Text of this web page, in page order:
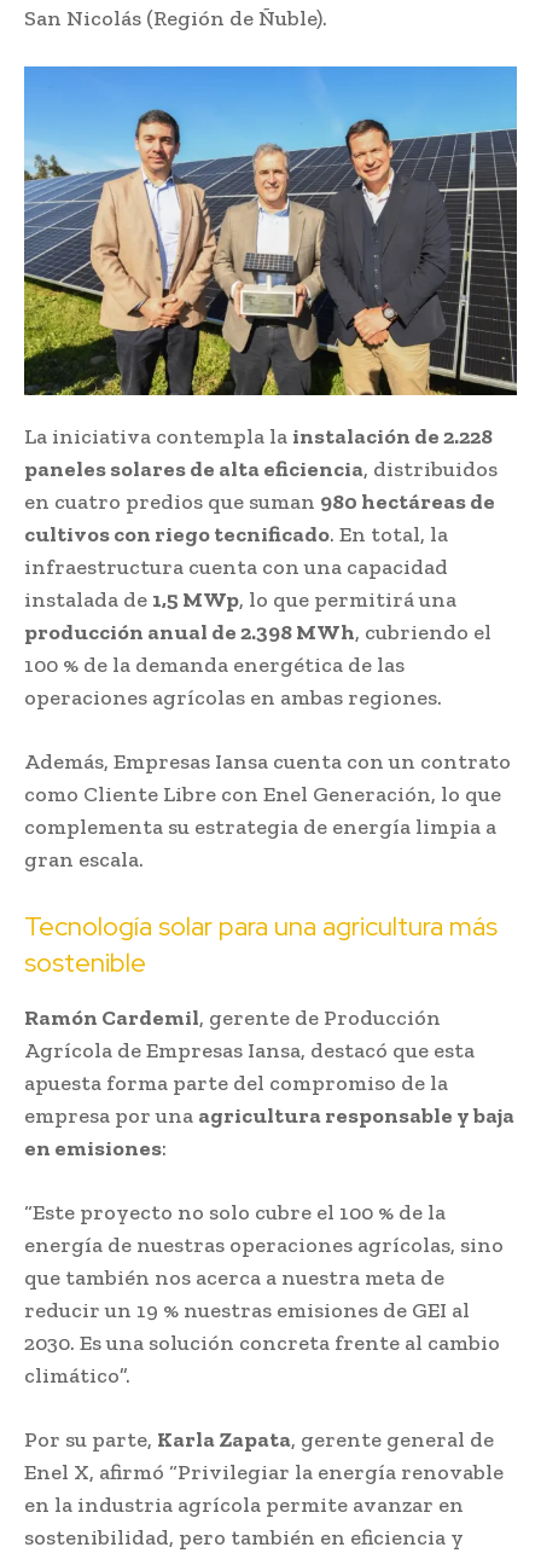
San Nicolás (Región de Ñuble).
La iniciativa contempla la instalación de 2.228
paneles solares de alta eficiencia, distribuidos
en cuatro predios que suman 980 hectáreas de
cultivos con riego tecnificado. En total, la
infraestructura cuenta con una capacidad
instalada de 1,5 MWp, lo que permitirá una
producción anual de 2.398 MWh, cubriendo el
100 % de la demanda energética de las
operaciones agrícolas en ambas regiones.
Además, Empresas Iansa cuenta con un contrato
como Cliente Libre con Enel Generación, lo que
complementa su estrategia de energía limpia a
gran escala.
Tecnología solar para una agricultura más
sostenible
Ramón Cardemil, gerente de Producción
Agrícola de Empresas Iansa, destacó que esta
apuesta forma parte del compromiso de la
empresa por una agricultura responsable y baja
en emisiones:
“Este proyecto no solo cubre el 100 % de la
energía de nuestras operaciones agrícolas, sino
que también nos acerca a nuestra meta de
reducir un 19 % nuestras emisiones de GEI al
2030. Es una solución concreta frente al cambio
climático”.
Por su parte, Karla Zapata, gerente general de
Enel X, afirmó “Privilegiar la energía renovable
en la industria agrícola permite avanzar en
sostenibilidad, pero también en eficiencia y